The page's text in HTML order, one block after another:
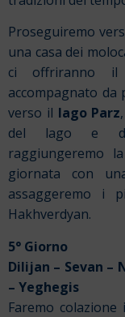
Proseguiremo
una casa dei
ci offriranno il
accompagnato da
verso il lago Parz
del lago e
raggiungeremo la
giornata con
assaggeremo i
Hakhverdyan.
5° Giorno
Dilijan – Sevan –
– Yeghegis
Faremo